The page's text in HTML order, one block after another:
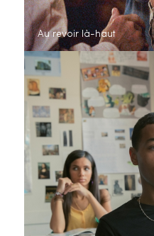
Au revoir là-haut